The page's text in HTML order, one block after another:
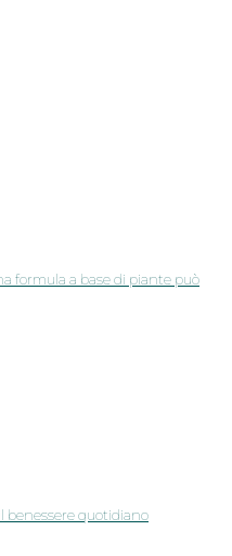
formula a base di piante può
benessere quotidiano